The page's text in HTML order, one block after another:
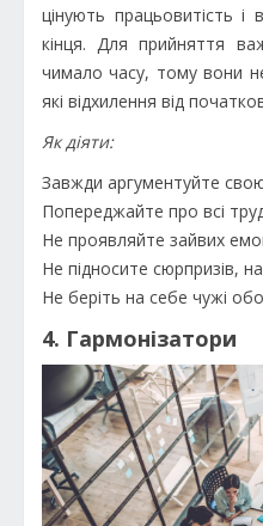
цінують працьовитість
кінця. Для прийняття
чимало часу, тому вони
які відхилення від
Як діяти:
Завжди аргументуйте
Попереджайте про всі
Не проявляйте зайвих
Не підносите сюрпризів,
Не беріть на себе чужі
4. Гармонізатори